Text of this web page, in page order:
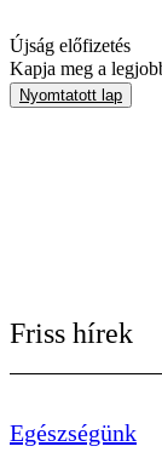
Újság előfizetés
Kapja meg a
Nyomtatott lap
Friss hírek
Egészségünk